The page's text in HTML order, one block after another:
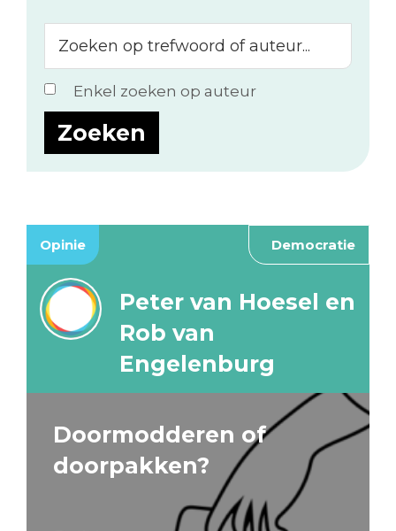
op
trefwoord
of
auteur...
Enkel zoeken op auteur
Opinie Democratie
Peter van Hoesel en
Rob van
Engelenburg
Doormodderen of
doorpakken?